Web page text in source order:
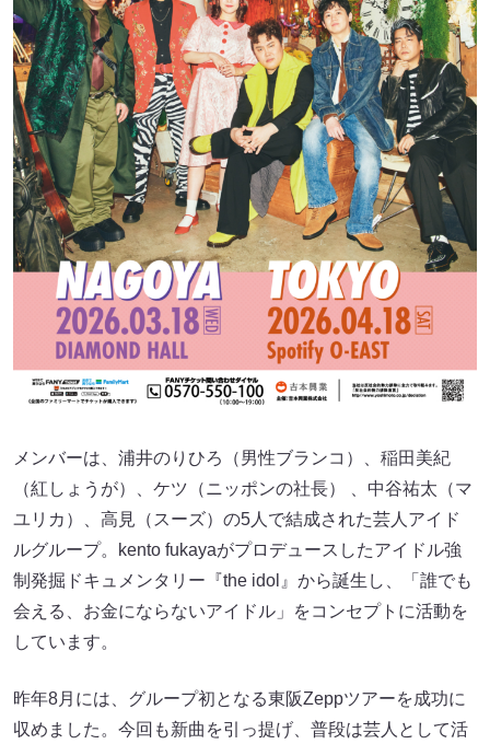
メンバーは、浦井のりひろ（男性ブランコ）、稲田美紀
（紅しょうが）、ケツ（ニッポンの社長） 、中谷祐太（マ
ユリカ）、高見（スーズ）の5人で結成された芸人アイド
ルグループ。kento fukayaがプロデュースしたアイドル強
制発掘ドキュメンタリー『the idol』から誕生し、「誰でも
会える、お金にならないアイドル」をコンセプトに活動を
しています。
昨年8月には、グループ初となる東阪Zeppツアーを成功に
収めました。今回も新曲を引っ提げ、普段は芸人として活